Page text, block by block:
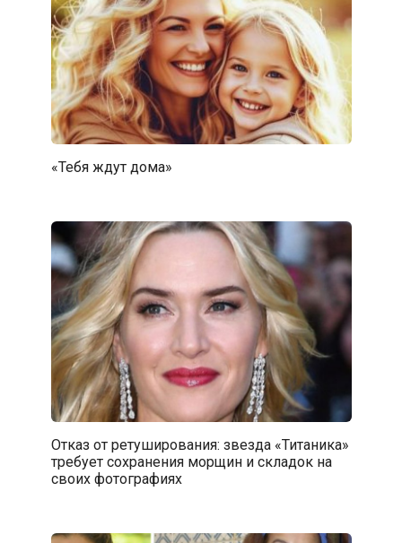
«Тебя ждут дома»
Отказ от ретуширования: звезда «Титаника»
требует сохранения морщин и складок на
своих фотографиях